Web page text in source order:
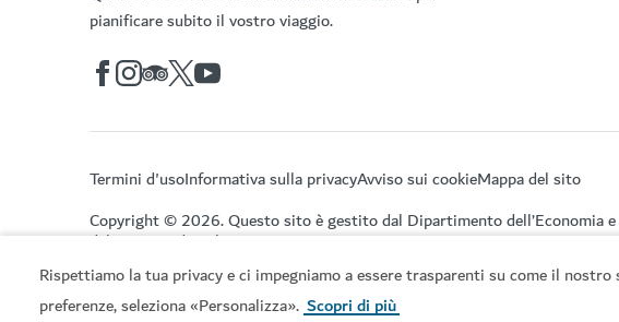
Rispettiamo la tua privacy e ci impegniamo a essere trasparenti su come il
preferenze, seleziona «Personalizza». Scopri di più
pianificare subito il vostro viaggio.
Termini d'usoInformativa sulla privacyAvviso sui cookieMappa del sito
Copyright © 2026. Questo sito è gestito dal Dipartimento dell’Economia e
del Turismo di Dubai.